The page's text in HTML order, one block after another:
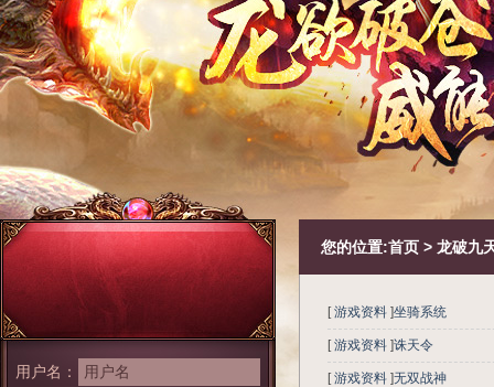
用户名：
您的位置:首页 > 龙破九
[游戏资料 ]坐骑系统
[游戏资料 ]诛天令
[游戏资料 ]无双战神